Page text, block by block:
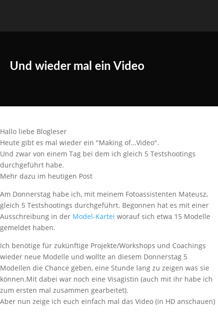
Und wieder mal ein Video
Hallo liebe Blogleser
Heute gibt es mal wieder ein "Making of…Video".
Und zwar von einem Tag bei dem ich gleich 5 Testshootings
durchgeführt habe.
Mehr dazu im heutigen Post
Am Donnerstag habe ich, mit meinem Fotoassistenten Mateusz,
gleich 5 Testshootings durchgeführt. Begonnen hat es mit einer
Ausschreibung in der Model-Kartei worauf sich etwa 15 Modelle
gemeldet haben.
Ich benötige für zukünftige Projekte/Workshops und Coachings
wieder neue Modelle und wollte an diesem Donnerstag 5
Modellen die Chance geben, eine Stunde lang zu zeigen was sie
können.Mit dabei war noch eine Visagistin (auch mit ihr habe ich
zum ersten mal zusammen gearbeitet).
Aber nun zeige ich euch einfach mal das Video (in HD anschauen)